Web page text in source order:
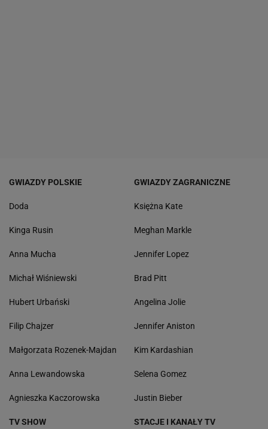
GWIAZDY POLSKIE
Doda
Kinga Rusin
Anna Mucha
Michał Wiśniewski
Hubert Urbański
Filip Chajzer
Małgorzata Rozenek-Majdan
Anna Lewandowska
Agnieszka Kaczorowska
GWIAZDY ZAGRANICZNE
Księżna Kate
Meghan Markle
Jennifer Lopez
Brad Pitt
Angelina Jolie
Jennifer Aniston
Kim Kardashian
Selena Gomez
Justin Bieber
TV SHOW STACJE I KANAŁY TV